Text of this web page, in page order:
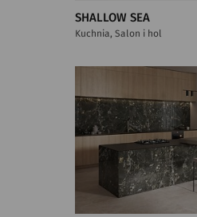
SHALLOW SEA
Kuchnia, Salon i hol